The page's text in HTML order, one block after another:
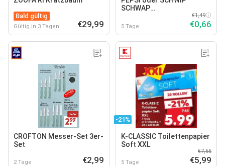
Bald gültig
Gültig in 3 Tagen €29,99
SCHWAP
5 Tage
€1,49
€0,66
CROFTON Messer-Set 3er-
Set
2 Tage €2,99
-21%
K-CLASSIC Toilettenpapier
Soft XXL
5 Tage
€7,65
€5,99